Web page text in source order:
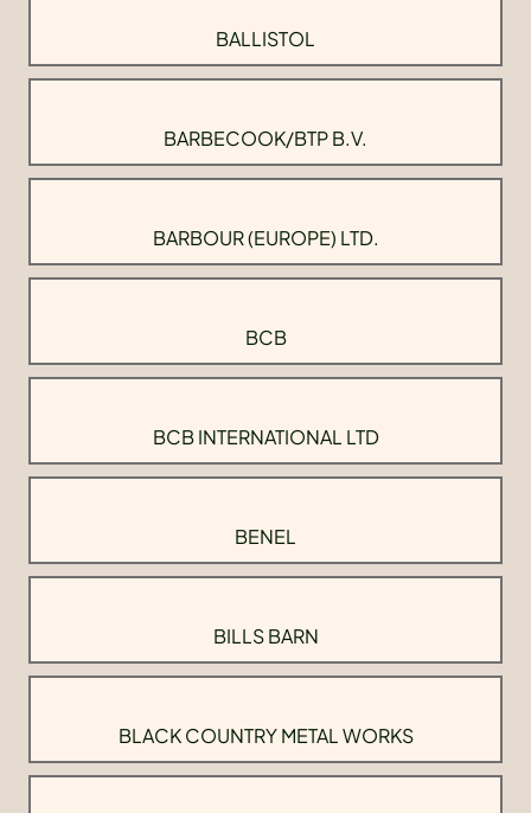
BALLISTOL
BARBECOOK/BTP B.V.
BARBOUR (EUROPE) LTD.
BCB
BCB INTERNATIONAL LTD
BENEL
BILLS BARN
BLACK COUNTRY METAL WORKS